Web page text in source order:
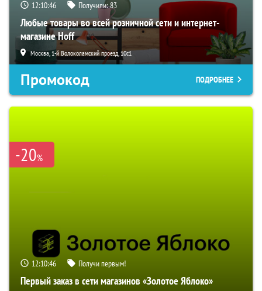
12:10:45 Получили:83
Любые товары во всей розничной сети и интернет-
магазине Hoff
Москва, 1-й Волоколамский проезд, 10с1
Промокод ПОДРОБНЕЕ
-20%
12:10:45 Получи первым!
Первый заказ в сети магазинов «Золотое Яблоко»